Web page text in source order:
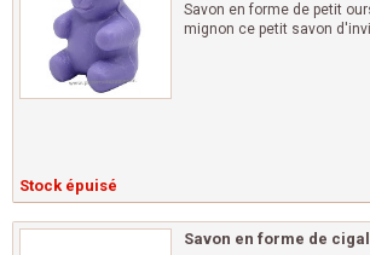
Savon en forme de petit
mignon ce petit savon
Stock épuisé
Savon en forme de